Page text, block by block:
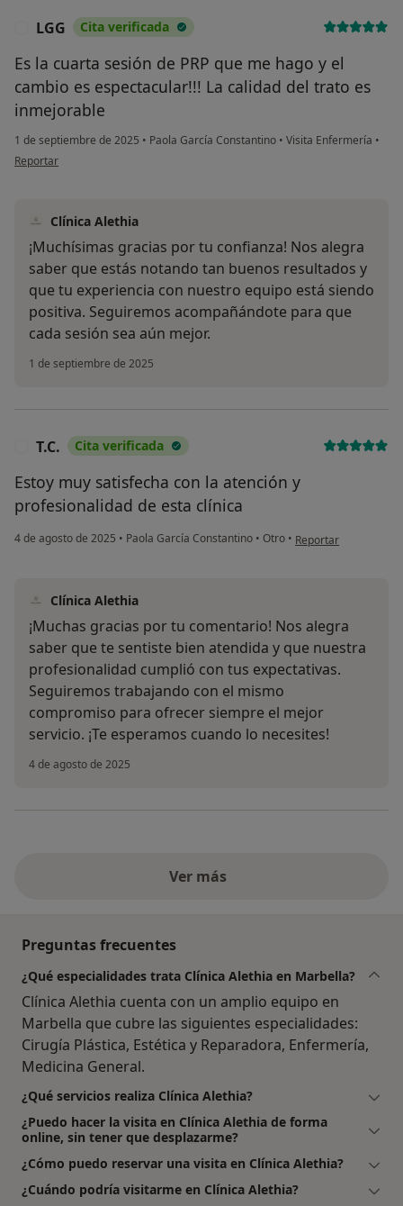
LGG Cita verificada
Es la cuarta sesión de PRP que me hago y el
cambio es espectacular!!! La calidad del trato es
inmejorable
1 de septiembre de 2025 • Paola García Constantino • Visita Enfermería •
en opinión del usuario LGG
Reportar
Clínica Alethia
¡Muchísimas gracias por tu confianza! Nos alegra
saber que estás notando tan buenos resultados y
que tu experiencia con nuestro equipo está siendo
positiva. Seguiremos acompañándote para que
cada sesión sea aún mejor.
1 de septiembre de 2025
T.C. Cita verificada
Estoy muy satisfecha con la atención y
profesionalidad de esta clínica
4 de agosto de 2025 • Paola García Constantino • Otro • en opinión del
Reportar
Clínica Alethia
¡Muchas gracias por tu comentario! Nos alegra
saber que te sentiste bien atendida y que nuestra
profesionalidad cumplió con tus expectativas.
Seguiremos trabajando con el mismo
compromiso para ofrecer siempre el mejor
servicio. ¡Te esperamos cuando lo necesites!
4 de agosto de 2025
Ver más
Preguntas frecuentes
¿Qué especialidades trata Clínica Alethia en Marbella?
Clínica Alethia cuenta con un amplio equipo en
Marbella que cubre las siguientes especialidades:
Cirugía Plástica, Estética y Reparadora, Enfermería,
Medicina General.
¿Qué servicios realiza Clínica Alethia?
¿Puedo hacer la visita en Clínica Alethia de forma
online, sin tener que desplazarme?
¿Cómo puedo reservar una visita en Clínica Alethia?
¿Cuándo podría visitarme en Clínica Alethia?